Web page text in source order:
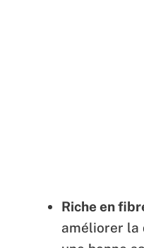
Riche en
améliorer la